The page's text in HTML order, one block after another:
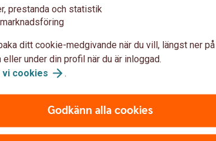
Nu kan du ansluta
kortet till Fidesmo
Pay
exempel en klocka, ring eller armband och
betala i fysisk butik.
prestanda och statistik
ditt cookie-medgivande när du vill, längst ner på
under din profil när du är inloggad.
vi cookies .
Godkänn alla cookies